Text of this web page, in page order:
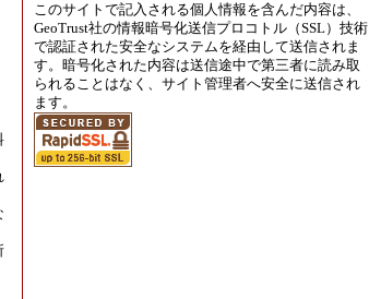
このサイトで記入される個人情報を含んだ内容は、
GeoTrust社の情報暗号化送信プロコトル（SSL）技術
で認証された安全なシステムを経由して送信されま
す。暗号化された内容は送信途中で第三者に読み取
られることはなく、サイト管理者へ安全に送信され
ます。